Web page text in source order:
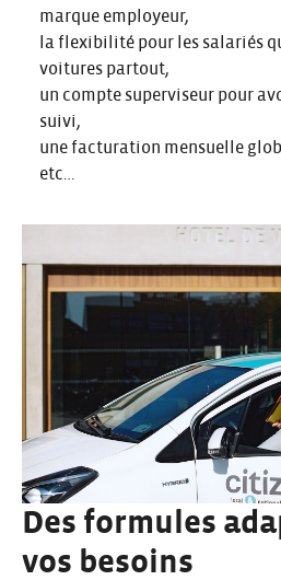
marque employeur,
la flexibilité pour les salariés
voitures partout,
un compte superviseur pour
suivi,
une facturation mensuelle
etc…
Des formules
vos besoins